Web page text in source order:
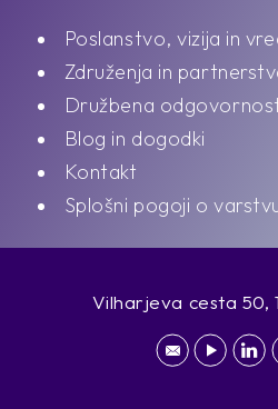
Poslanstvo, vizija in
Združenja in
Družbena
Blog in dogodki
Kontakt
Splošni pogoji o
Vilharjeva cesta 50,